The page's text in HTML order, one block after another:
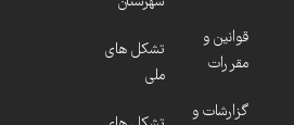
قوانین و
مقررات
گزارشات و
تشکل های
ملی